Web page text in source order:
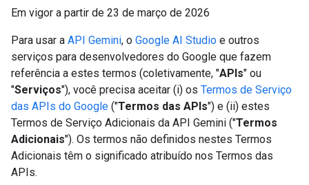
Em vigor a partir de 23 de março de 2026
Para usar a API Gemini, o Google AI Studio e outros
serviços para desenvolvedores do Google que fazem
referência a estes termos (coletivamente, "APIs" ou
"Serviços"), você precisa aceitar (i) os Termos de Serviço
das APIs do Google ("Termos das APIs") e (ii) estes
Termos de Serviço Adicionais da API Gemini ("Termos
Adicionais"). Os termos não definidos nestes Termos
Adicionais têm o significado atribuído nos Termos das
APIs.